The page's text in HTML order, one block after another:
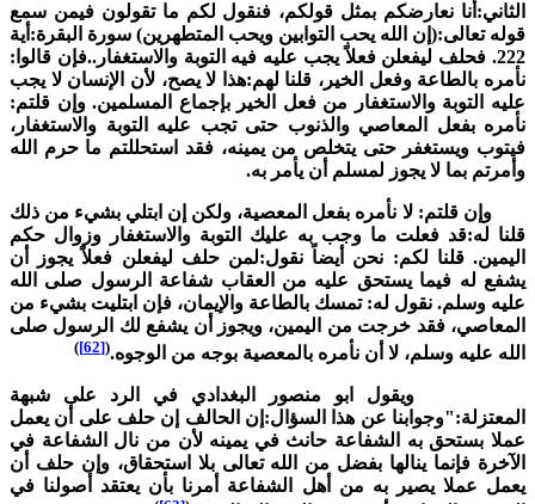
نعارضكم بمثل قولكم، فنقول لكم ما تقولون فيمن سمع
تعالى:(إن الله يحب التوابين ويحب المتطهرين) سورة البقرة:أية
222. فحلف ليفعلن فعلاً يجب عليه فيه التوبة والاستغفار..فإن قالوا:
بالطاعة وفعل الخير، قلنا لهم:هذا لا يصح، لأن الإنسان لا يجب
التوبة والاستغفار من فعل الخير بإجماع المسلمين. وإن قلتم:
بفعل المعاصي والذنوب حتى تجب عليه التوبة والاستغفار،
ويستغفر حتى يتخلص من يمينه، فقد استحللتم ما حرم الله
بما لا يجوز لمسلم أن يأمر به.
قلتم: لا نأمره بفعل المعصية، ولكن إن ابتلي بشيء من ذلك
له:قد فعلت ما وجب به عليك التوبة والاستغفار وزوال حكم
قلنا لكم: نحن أيضاً نقول:لمن حلف ليفعلن فعلاً يجوز أن
له فيما يستحق عليه من العقاب شفاعة الرسول صلى الله
وسلم. نقول له: تمسك بالطاعة والإيمان، فإن ابتليت بشيء من
فقد خرجت من اليمين، ويجوز أن يشفع لك الرسول صلى
عليه وسلم، لا أن نأمره بالمعصية بوجه من الوجوه.
)
ابو منصور البغدادي في الرد على شبهة
عن هذا السؤال:إن الحالف إن حلف على أن يعمل
بستحق به الشفاعة حانث في يمينه لأن من نال الشفاعة في
فإنما ينالها بفضل من الله تعالى بلا استحقاق، وإن حلف أن
عملا يصير به من أهل الشفاعة أمرنا بأن يعتقد أصولنا في